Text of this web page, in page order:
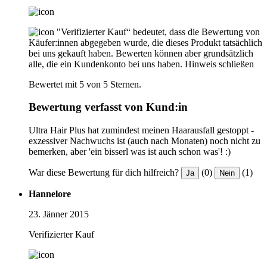
"Verifizierter Kauf“ bedeutet, dass die Bewertung von
Käufer:innen abgegeben wurde, die dieses Produkt tatsächlich
bei uns gekauft haben. Bewerten können aber grundsätzlich
alle, die ein Kundenkonto bei uns haben. Hinweis schließen
Bewertet mit 5 von 5 Sternen.
Bewertung verfasst von Kund:in
Ultra Hair Plus hat zumindest meinen Haarausfall gestoppt -
exzessiver Nachwuchs ist (auch nach Monaten) noch nicht zu
bemerken, aber 'ein bisserl was ist auch schon was'! :)
War diese Bewertung für dich hilfreich? Ja (0) Nein (1)
Hannelore
23. Jänner 2015
Verifizierter Kauf